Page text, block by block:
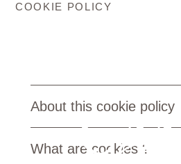
COOKIE POLICY
About this cookie policy
What are cookies ?